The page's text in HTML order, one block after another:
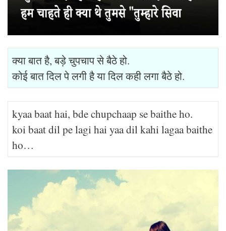
क्या बात है, बड़े चुपचाप से बैठे हो.
कोई बात दिल पे लगी है या दिल कही लगा बैठे हो.
kyaa baat hai, bde chupchaap se baithe ho.
koi baat dil pe lagi hai yaa dil kahi lagaa baithe
ho…